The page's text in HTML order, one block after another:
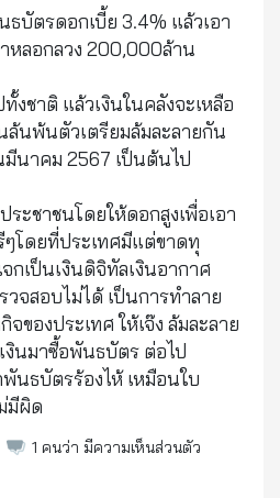
บัตรดอกเบี้ย 3.4% แล้วเอา
หลอกลวง 200,000ล้าน
งชาติ แล้วเงินในคลังจะเหลือ
ล้นพ้นตัวเตรียมล้มละลายกัน
นาคม 2567 เป็นต้นไป
ะชาชนโดยให้ดอกสูงเพื่อเอา
โดยที่ประเทศมีแต่ขาดทุ
เป็นเงินดิจิทัลเงินอากาศ
จสอบไม่ได้ เป็นการทำลาย
ของประเทศ ให้เจ๊ง ล้มละลาย
งินมาซื้อพันธบัตร ต่อไป
นธบัตรร้องไห้ เหมือนใบ
มีผิด
1 คนว่า มีความเห็นส่วนตัว